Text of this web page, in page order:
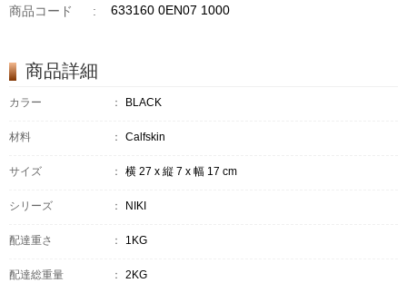
商品コード : 633160 0EN07 1000
商品詳細
カラー ： BLACK
材料 ： Calfskin
サイズ ： 横 27 x 縦 7 x 幅 17 cm
シリーズ ： NIKI
配達重さ ： 1KG
配達総重量 ： 2KG